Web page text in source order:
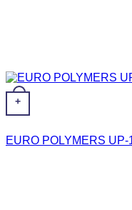
+
EURO POLYMERS UP-